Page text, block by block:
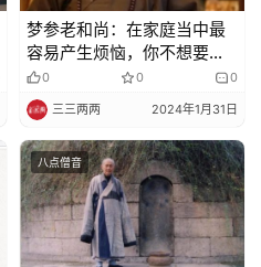
梦参老和尚：在家庭当中最
容易产生烦恼，你不想要烦
恼，怎么办呢？
0 0 0
三三两两 2024年1月31日
八点僧音